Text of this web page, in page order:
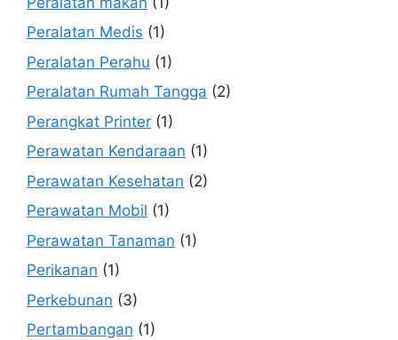
Peralatan Medis (1)
Peralatan Perahu (1)
Peralatan Rumah Tangga (2)
Perangkat Printer (1)
Perawatan Kendaraan (1)
Perawatan Kesehatan (2)
Perawatan Mobil (1)
Perawatan Tanaman (1)
Perikanan (1)
Perkebunan (3)
Pertambangan (1)